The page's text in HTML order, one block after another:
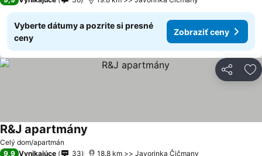
Vyberte dátumy a pozrite si presné
ceny
Zobraziť ceny
Zdieľať
Celý dom/apartmán
R&J apartmány
9,9 Vynikajúce 33 18.8 km >> Javorinka Čičmany